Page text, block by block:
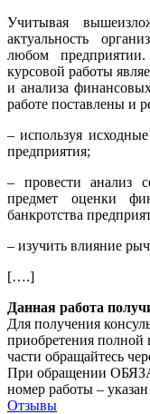
Учитывая
актуальность
любом
курсовой работы
и анализа
работе поставлены и
– используя
предприятия;
– провести анализ
предмет оценки
банкротства
– изучить влияние
[….]
Данная работа
Для получения
приобретения
части обращайтесь
При обращении
номер работы –
Отзывы